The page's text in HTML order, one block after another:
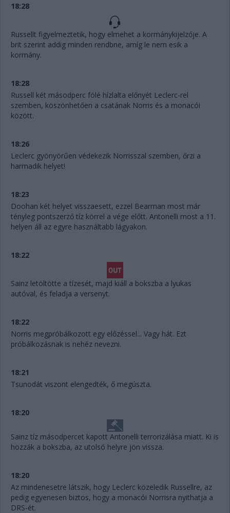
18:28
Russellt figyelmeztetik, hogy elmehet a kormánykijelzője. A
brit szerint addig minden rendbne, amíg le nem esik a
kormány.
18:28
Russell két másodperc fölé hízlalta előnyét Leclerc-rel
szemben, köszönhetően a csatának Norris és a monacói
között.
18:26
Leclerc gyönyörűen védekezik Norrisszal szemben, őrzi a
harmadik helyet!
18:23
Doohan két helyet visszaesett, ezzel Bearman most már
tényleg pontszerző tíz körrel a vége előtt. Antonelli most a 11.
helyen áll az egyre használtabb lágyakon.
18:22
Sainz letöltötte a tízesét, majd kiáll a bokszba a lyukas
autóval, és feladja a versenyt.
18:22
Norris megpróbálkozott egy előzéssel... Vagy hát. Ezt
próbálkozásnak is nehéz nevezni.
18:21
Tsunodát viszont elengedték, ő megúszta.
18:20
Sainz tíz másodpercet kapott Antonelli terrorizálása miatt. Ki is
hozzák a bokszba, az utolsó helyre jön vissza.
18:20
Az mindenesetre látszik, hogy Leclerc közeledik Russellre, az
pedig egyenesen biztos, hogy a monacói Norrisra nyithatja a
DRS-ét.